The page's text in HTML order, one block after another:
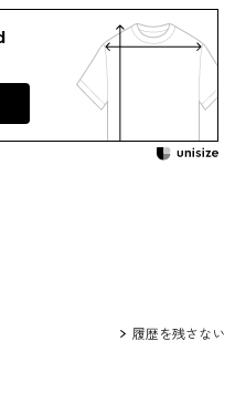
履歴を残さない